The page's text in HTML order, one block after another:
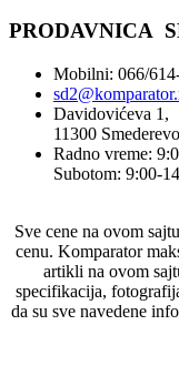
PRODAVNICA
Mobilni: 066/
Davidovićeva 1,
11300 Smederevo
Radno vreme:
Subotom: 9:00-
Sve cene na ovom
cenu. Komparator
artikli na ovom
specifikacija,
da su sve navedene